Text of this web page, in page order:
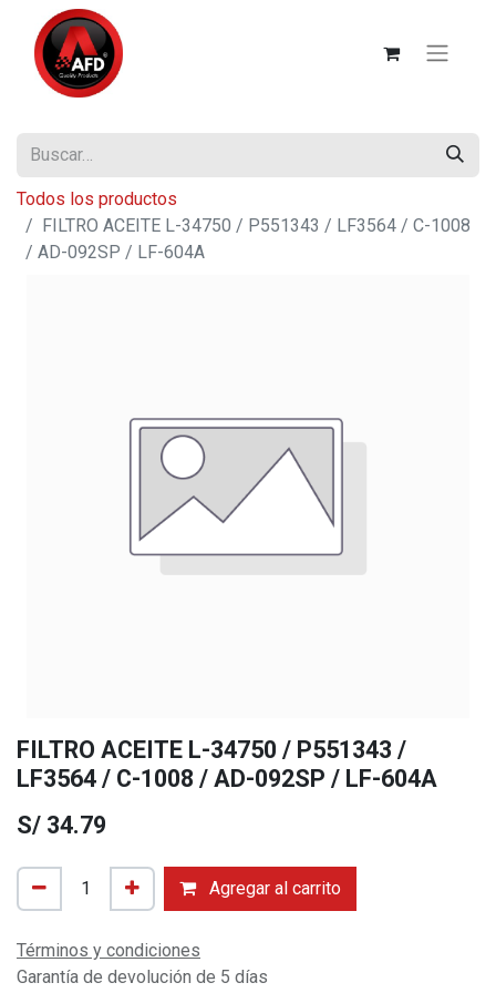
Todos los productos
FILTRO ACEITE L-34750 / P551343 / LF3564 / C-1008
/ AD-092SP / LF-604A
FILTRO ACEITE L-34750 / P551343 /
LF3564 / C-1008 / AD-092SP / LF-604A
S/ 34.79
Agregar al carrito
Términos y condiciones
Garantía de devolución de 5 días